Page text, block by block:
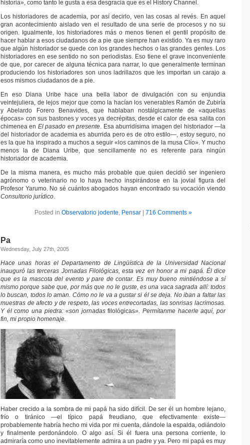
historia», como tanto le gusta a esa desgracia que es el History Channel.
Los historiadores de academia, por así decirlo, ven las cosas al revés. En aquel
gran acontecimiento aislado ven el resultado de una serie de procesos y no su
origen. Igualmente, los historiadores más o menos tienen el gentil propósito de
hacer hablar a esos ciudadanos de a pie que siempre han existido. Ya es muy raro
que algún historiador se quede con los grandes hechos o las grandes gentes. Los
historiadores en ese sentido no son periodistas. Eso tiene el grave inconveniente
de que, por carecer de alguna técnica para narrar, lo que generalmente terminan
produciendo los historiadores son unos ladrillazos que les importan un carajo a
esos mismos ciudadanos de a pie.
En eso Diana Uribe hace una bella labor de divulgación con su enjundia
veintejuliera, de lejos mejor que como la hacían los venerables Ramón de Zubiría
y Abelardo Forero Benavides, que hablaban nostálgicamente de «aquellas
épocas» con sus bastones y voces ya decrépitas, desde el calor de esa salita con
chimenea en El pasado en presente. Esa aburridísima imagen del historiador —la
del historiador de academia es aburrida pero es de otro estilo—, estoy seguro, no
es la que ha inspirado a muchos a seguir «los caminos de la musa Clío». Y mucho
menos la de Diana Uribe, que sencillamente no es referente para ningún
historiador de academia.
De la misma manera, es mucho más probable que quien decidió ser ingeniero
agrónomo o veterinario no lo haya hecho inspirándose en la jovial figura del
Profesor Yarumo. No sé cuántos abogados hayan encontrado su vocación viendo
Consultorio jurídico.
Posted in Observatorio jodente, Pensar| 716 Comments »
Pa
Wednesday, July 27th, 2005
Hace unas horas el Departamento de Lingüística de la Universidad Nacional
inauguró las terceras Jornadas Filológicas, esta vez en honor a mi papá. Él dice
que es la mascota del evento y pare de contar. Es muy bueno mintiéndose a sí
mismo porque sabe que, por más que no le guste, es una vaca sagrada allí: todos
lo buscan, todos lo aman. Cómo no le va a gustar si él se deja. No iban a faltar las
muestras de afecto y de respeto, las voces entrecortadas, las sonrisas lacrimosas.
Y él como una piedra: «son jornadasfilológicas». Permítanme hacerle aquí, por
fin, mi propio homenaje.
Haber crecido a la sombra de mi papá ha sido difícil. De ser él un hombre lejano,
frío o tiránico —el típico papá freudiano, que efectivamente existe—
probablemente habría hecho mi vida por mi cuenta, dándole la espalda, odiándolo
y finalmente perdonándolo. O algo así. Si él fuera una persona corriente, lo
admiraría como uno inevitablemente admira a un padre y ya. Pero mi papá es muy